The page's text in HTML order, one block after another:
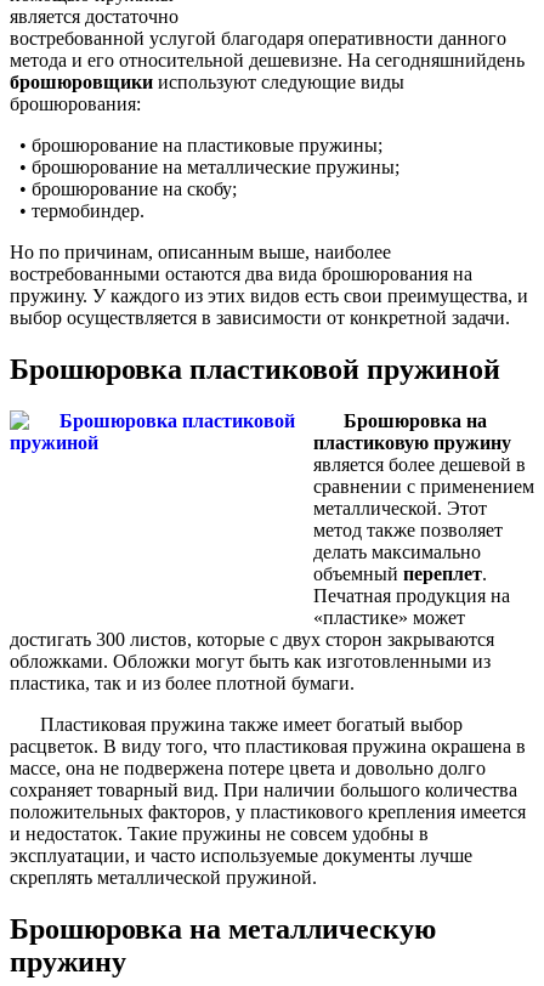
является достаточно
востребованной услугой благодаря оперативности данного
метода и его относительной дешевизне. На сегодняшнийдень
брошюровщики используют следующие виды
брошюрования:
• брошюрование на пластиковые пружины;
• брошюрование на металлические пружины;
• брошюрование на скобу;
• термобиндер.
Но по причинам, описанным выше, наиболее
востребованными остаются два вида брошюрования на
пружину. У каждого из этих видов есть свои преимущества, и
выбор осуществляется в зависимости от конкретной задачи.
Брошюровка пластиковой пружиной
Брошюровка на
пластиковую пружину
является более дешевой в
сравнении с применением
металлической. Этот
метод также позволяет
делать максимально
объемный переплет.
Печатная продукция на
«пластике» может
достигать 300 листов, которые с двух сторон закрываются
обложками. Обложки могут быть как изготовленными из
пластика, так и из более плотной бумаги.
Пластиковая пружина также имеет богатый выбор
расцветок. В виду того, что пластиковая пружина окрашена в
массе, она не подвержена потере цвета и довольно долго
сохраняет товарный вид. При наличии большого количества
положительных факторов, у пластикового крепления имеется
и недостаток. Такие пружины не совсем удобны в
эксплуатации, и часто используемые документы лучше
скреплять металлической пружиной.
Брошюровка на металлическую
пружину